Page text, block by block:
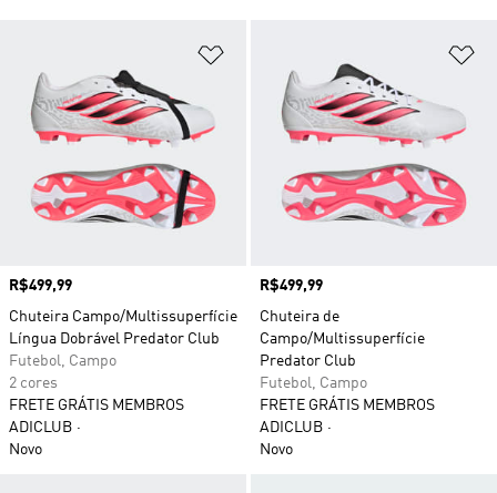
Preço
R$499,99
Chuteira Campo/Multissuperfície
Língua Dobrável Predator Club
Futebol, Campo
2 cores
FRETE GRÁTIS MEMBROS
ADICLUB
Novo
Preço
R$499,99
Chuteira de
Campo/Multissuperfície
Predator Club
Futebol, Campo
FRETE GRÁTIS MEMBROS
ADICLUB
Novo